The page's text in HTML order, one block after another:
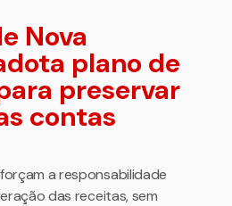
Nova
plano de
preservar
contas
a responsabilidade
das receitas, sem